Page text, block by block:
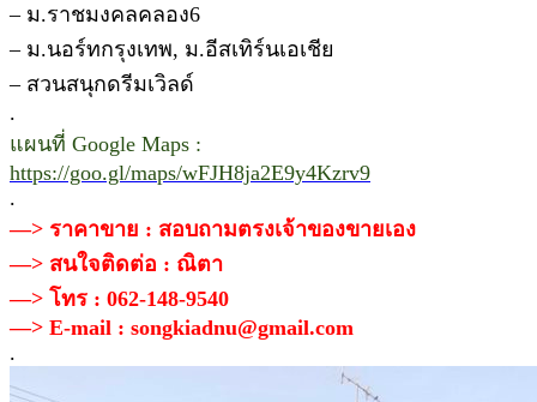
– ม.ราชมงคลคลอง6
– ม.นอร์ทกรุงเทพ, ม.อีสเทิร์นเอเชีย
– สวนสนุกดรีมเวิลด์
.
แผนที่ Google Maps :
https://goo.gl/maps/wFJH8ja2E9y4Kzrv9
.
—> ราคาขาย : สอบถามตรงเจ้าของขายเอง
—> สนใจติดต่อ : ณิตา
—> โทร : 062-148-9540
—> E-mail : songkiadnu@gmail.com
.